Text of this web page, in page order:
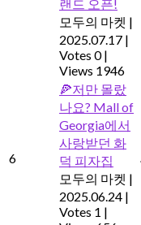
랜드 오픈!
모두의 마켓 |
2025.07.17 |
Votes 0 |
Views 1946
6
🍕저만 몰랐
나요? Mall of
Georgia에서
사랑받던 화
덕 피자집
모두의 마켓 |
2025.06.24 |
Votes 1 |